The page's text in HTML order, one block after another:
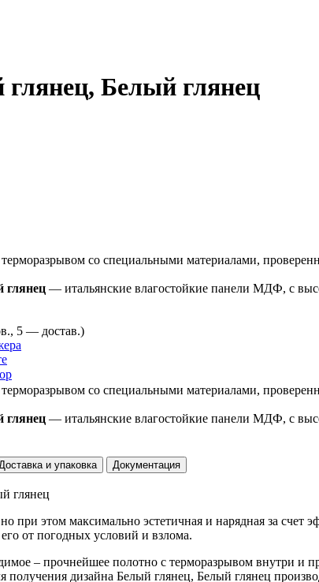
Белый глянец
со специальными материалами,
глянец — итальянские влагостойкие панели МДФ, с
5 — достав.)
со специальными материалами,
глянец — итальянские влагостойкие панели МДФ, с
Доставка и упаковка Документация
глянец
при этом максимально эстетичная и нарядная за
от погодных условий и взлома.
– прочнейшее полотно с терморазрывом внутри и
получения дизайна Белый глянец, Белый глянец